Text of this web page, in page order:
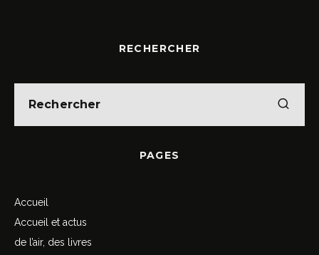
RECHERCHER
PAGES
Accueil
Accueil et actus
de l’air, des livres